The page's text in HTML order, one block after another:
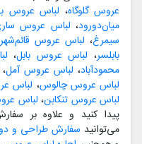
عروس گلوگاه، لباس عروس
میان‌دورود، لباس عروس
سیمرغ، لباس عروس قائم‌شهر
بابلسر، لباس عروس بابل،
محمودآباد، لباس عروس آمل،
لباس عروس چالوس، لباس
لباس عروس تنکابن، لباس
پیدا کنید و علاوه بر
می‌توانید سفارش طراحی و